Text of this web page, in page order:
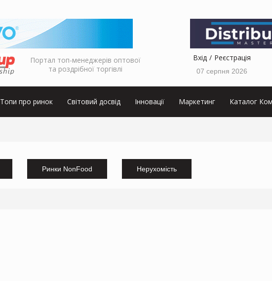
Портал топ-менеджерів оптової
та роздрібної торгівлі
Вхід Реєстрація
07 серпня 2026
Топи про ринок Світовий досвід Інновації Маркетинг Каталог
Ринки NonFood Нерухомість